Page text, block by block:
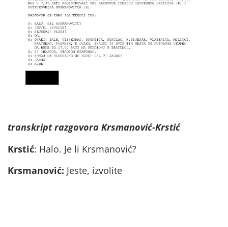
transkript razgovora Krsmanović-Krstić
Krstić: Halo. Je li Krsmanović?
Krsmanović: Jeste, izvolite